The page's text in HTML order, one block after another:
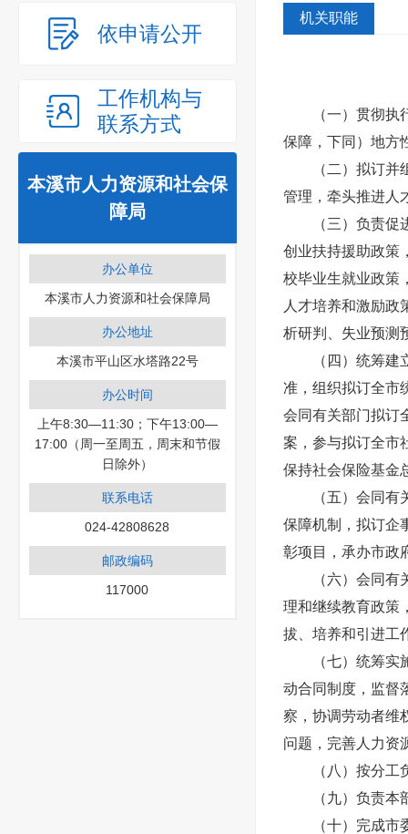
依申请公开
工作机构与
联系方式
本溪市人力资源和社会保
障局
办公单位
本溪市人力资源和社会保障局
办公地址
本溪市平山区水塔路22号
办公时间
上午8:30—11:30；下午13:00—
17:00（周一至周五，周末和节假
日除外）
联系电话
024-42808628
邮政编码
117000
机关职能
（一）贯彻
保障，下同）地方
（二）拟订
管理，牵头推进人
（三）负责
创业扶持援助政策
校毕业生就业政策
人才培养和激励政
析研判、失业预测
（四）统筹
准，组织拟订全市
会同有关部门拟订
案，参与拟订全市
保持社会保险基金
（五）会同
保障机制，拟订企
彰项目，承办市政
（六）会同
理和继续教育政策
拔、培养和引进工
（七）统筹
动合同制度，监督
察，协调劳动者维
问题，完善人力资
（八）按分
（九）负责
（十）完成